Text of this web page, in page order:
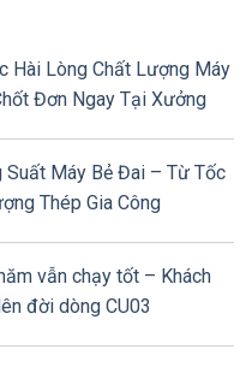
Hài Lòng Chất Lượng Máy
Đơn Ngay Tại Xưởng
Suất Máy Bẻ Đai – Từ Tốc
Thép Gia Công
vẫn chạy tốt – Khách
đời dòng CU03